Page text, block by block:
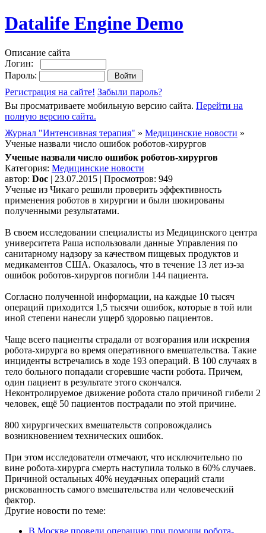
Datalife Engine Demo
Описание сайта
Логин:
Пароль:
Регистрация на сайте! Забыли пароль?
Вы просматриваете мобильную версию сайта. Перейти на
полную версию сайта.
Журнал "Интенсивная терапия" » Медицинские новости »
Ученые назвали число ошибок роботов-хирургов
Ученые назвали число ошибок роботов-хирургов
Категория: Медицинские новости
автор: Doc | 23.07.2015 | Просмотров: 949
Ученые из Чикаго решили проверить эффективность
применения роботов в хирургии и были шокированы
полученными результатами.
В своем исследовании специалисты из Медицинского центра
университета Раша использовали данные Управления по
санитарному надзору за качеством пищевых продуктов и
медикаментов США. Оказалось, что в течение 13 лет из-за
ошибок роботов-хирургов погибли 144 пациента.
Согласно полученной информации, на каждые 10 тысяч
операций приходится 1,5 тысячи ошибок, которые в той или
иной степени нанесли ущерб здоровью пациентов.
Чаще всего пациенты страдали от возгорания или искрения
робота-хирурга во время оперативного вмешательства. Такие
инциденты встречались в ходе 193 операций. В 100 случаях в
тело больного попадали сгоревшие части робота. Причем,
один пациент в результате этого скончался.
Неконтролируемое движение робота стало причиной гибели 2
человек, ещё 50 пациентов пострадали по этой причине.
800 хирургических вмешательств сопровождались
возникновением технических ошибок.
При этом исследователи отмечают, что исключительно по
вине робота-хирурга смерть наступила только в 60% случаев.
Причиной остальных 40% неудачных операций стали
рискованность самого вмешательства или человеческий
фактор.
Другие новости по теме:
В Москве провели операцию при помощи робота-